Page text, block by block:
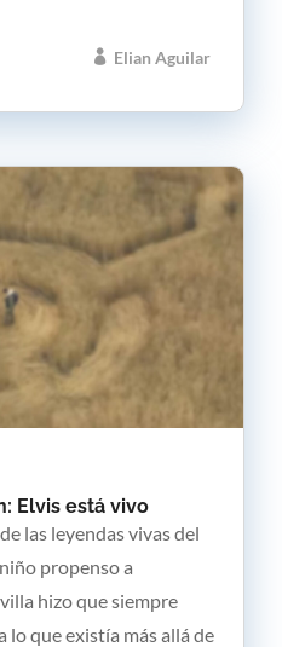
Elian Aguilar
Elvis está vivo
las leyendas vivas del
propenso a
hizo que siempre
lo que existía más allá de